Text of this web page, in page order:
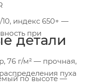
индекс 650+ —
при
76 г/м² — прочная,
пуха
детали
по высоте —